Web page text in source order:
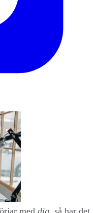
med dig, så har det